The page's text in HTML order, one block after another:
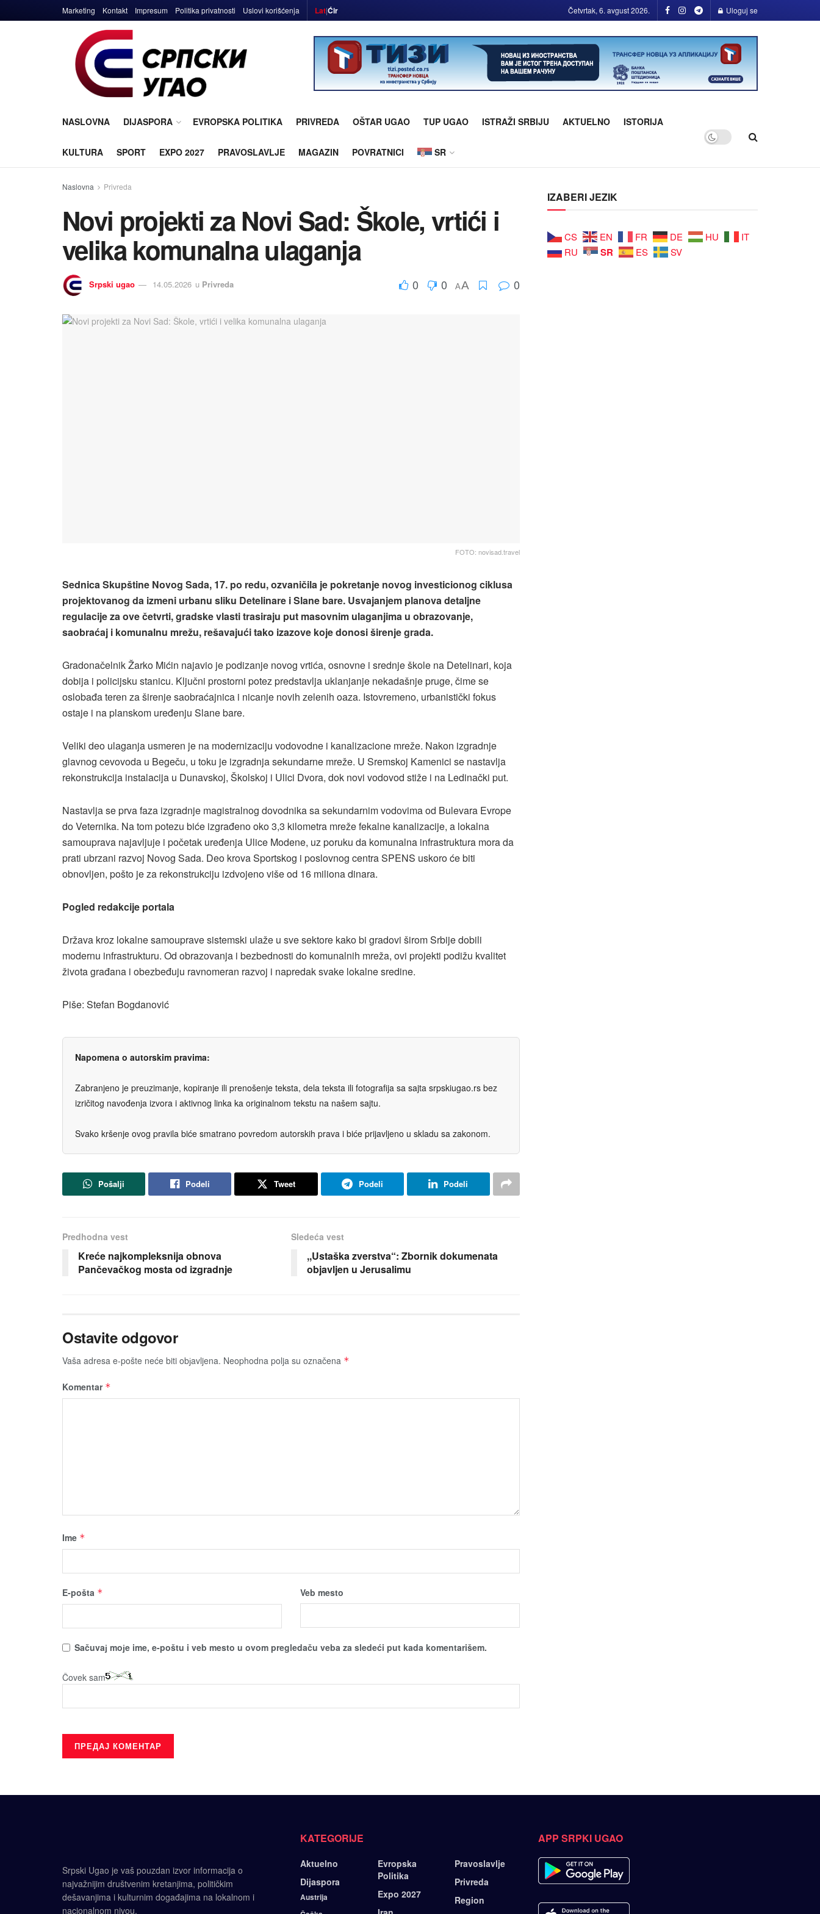
Marketing Kontakt Impresum Politika privatnosti Uslovi korišćenja Lat|Ćir Četvrtak, 6. avgust 2026. Uloguj se
NASLOVNA DIJASPORA EVROPSKA POLITIKA PRIVREDA OŠTAR UGAO TUP UGAO ISTRAŽI SRBIJU AKTUELNO ISTORIJA
KULTURA SPORT EXPO 2027 PRAVOSLAVLJE MAGAZIN POVRATNICI SR
Naslovna Privreda
Novi projekti za Novi Sad: Škole, vrtići i
velika komunalna ulaganja
Srpski ugao 14.05.2026 u Privreda 0 0 AA 0
FOTO: novisad.travel
Sednica Skupštine Novog Sada, 17. po redu, ozvaničila je pokretanje novog investicionog ciklusa
projektovanog da izmeni urbanu sliku Detelinare i Slane bare. Usvajanjem planova detaljne
regulacije za ove četvrti, gradske vlasti trasiraju put masovnim ulaganjima u obrazovanje,
saobraćaj i komunalnu mrežu, rešavajući tako izazove koje donosi širenje grada.
Gradonačelnik Žarko Mićin najavio je podizanje novog vrtića, osnovne i srednje škole na Detelinari, koja
dobija i policijsku stanicu. Ključni prostorni potez predstavlja uklanjanje nekadašnje pruge, čime se
oslobađa teren za širenje saobraćajnica i nicanje novih zelenih oaza. Istovremeno, urbanistički fokus
ostaje i na planskom uređenju Slane bare.
Veliki deo ulaganja usmeren je na modernizaciju vodovodne i kanalizacione mreže. Nakon izgradnje
glavnog cevovoda u Begeču, u toku je izgradnja sekundarne mreže. U Sremskoj Kamenici se nastavlja
rekonstrukcija instalacija u Dunavskoj, Školskoj i Ulici Dvora, dok novi vodovod stiže i na Ledinački put.
Nastavlja se prva faza izgradnje magistralnog dovodnika sa sekundarnim vodovima od Bulevara Evrope
do Veternika. Na tom potezu biće izgrađeno oko 3,3 kilometra mreže fekalne kanalizacije, a lokalna
samouprava najavljuje i početak uređenja Ulice Modene, uz poruku da komunalna infrastruktura mora da
prati ubrzani razvoj Novog Sada. Deo krova Sportskog i poslovnog centra SPENS uskoro će biti
obnovljen, pošto je za rekonstrukciju izdvojeno više od 16 miliona dinara.
Pogled redakcije portala
Država kroz lokalne samouprave sistemski ulaže u sve sektore kako bi gradovi širom Srbije dobili
modernu infrastrukturu. Od obrazovanja i bezbednosti do komunalnih mreža, ovi projekti podižu kvalitet
života građana i obezbeđuju ravnomeran razvoj i napredak svake lokalne sredine.
Piše: Stefan Bogdanović
Napomena o autorskim pravima:
Zabranjeno je preuzimanje, kopiranje ili prenošenje teksta, dela teksta ili fotografija sa sajta srpskiugao.rs bez
izričitog navođenja izvora i aktivnog linka ka originalnom tekstu na našem sajtu.
Svako kršenje ovog pravila biće smatrano povredom autorskih prava i biće prijavljeno u skladu sa zakonom.
Pošalji Podeli Tweet Podeli Podeli
Predhodna vest
Kreće najkompleksnija obnova
Pančevačkog mosta od izgradnje
Sledeća vest
,,Ustaška zverstva“: Zbornik dokumenata
objavljen u Jerusalimu
Ostavite odgovor
Vaša adresa e-pošte neće biti obјavljena. Neophodna polja su označena *
Komentar *
Ime *
E-pošta * Veb mesto
Sačuvaј moјe ime, e-poštu i veb mesto u ovom pregledaču veba za sledeći put kada komentarišem.
Čovek sam
IZABERI JEZIK
CS EN FR DE HU
IT
RU
SR ES SV
Srpski Ugao je vaš pouzdan izvor informacija o
najvažnijim društvenim kretanjima, političkim
dešavanjima i kulturnim događajima na lokalnom i
nacionalnom nivou.
KATEGORIJE
Aktuelno
Dijaspora
Austrija
Evropska
Politika
Expo 2027
Pravoslavlje
Privreda
Region
APP SRPKI UGAO